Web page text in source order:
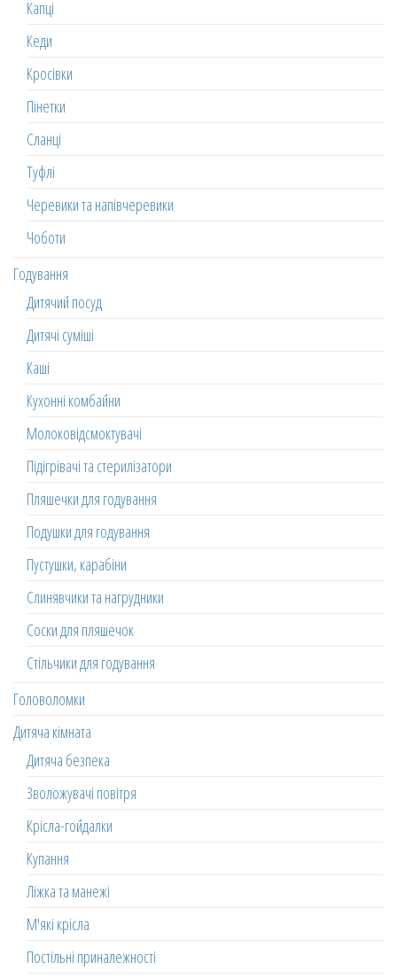
Капці
Кеди
Кросівки
Пінетки
Сланці
Туфлі
Черевики та напівчеревики
Чоботи
Годування
Дитячий посуд
Дитячі суміші
Каші
Кухонні комбайни
Молоковідсмоктувачі
Підігрівачі та стерилізатори
Пляшечки для годування
Подушки для годування
Пустушки, карабіни
Слинявчики та нагрудники
Соски для пляшечок
Стільчики для годування
Головоломки
Дитяча кімната
Дитяча безпека
Зволожувачі повітря
Крісла-гойдалки
Купання
Ліжка та манежі
М'які крісла
Постільні приналежності